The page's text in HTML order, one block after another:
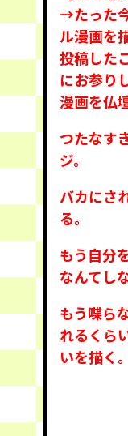
→たった
ル漫画を
投稿した
にお参り
漫画を仏
つたなす
ジ。
バカにさ
る。
もう自分
なんてし
もう喋ら
れるくら
いを描く。